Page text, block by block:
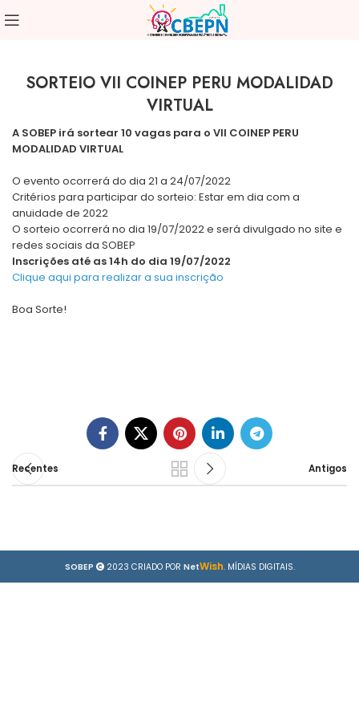
SORTEIO VII COINEP PERU MODALIDAD
VIRTUAL
A SOBEP irá sortear 10 vagas para o VII COINEP PERU
MODALIDAD VIRTUAL
O evento ocorrerá do dia 21 a 24/07/2022
Critérios para participar do sorteio: Estar em dia com a
anuidade de 2022
O sorteio ocorrerá no dia 19/07/2022 e será divulgado no site e
redes sociais da SOBEP
Inscrições até as 14h do dia 19/07/2022
Clique aqui para realizar a sua inscrição
Boa Sorte!
Recentes Antigos
SOBEP 2023 CRIADO POR NetWish. MÍDIAS DIGITAIS.